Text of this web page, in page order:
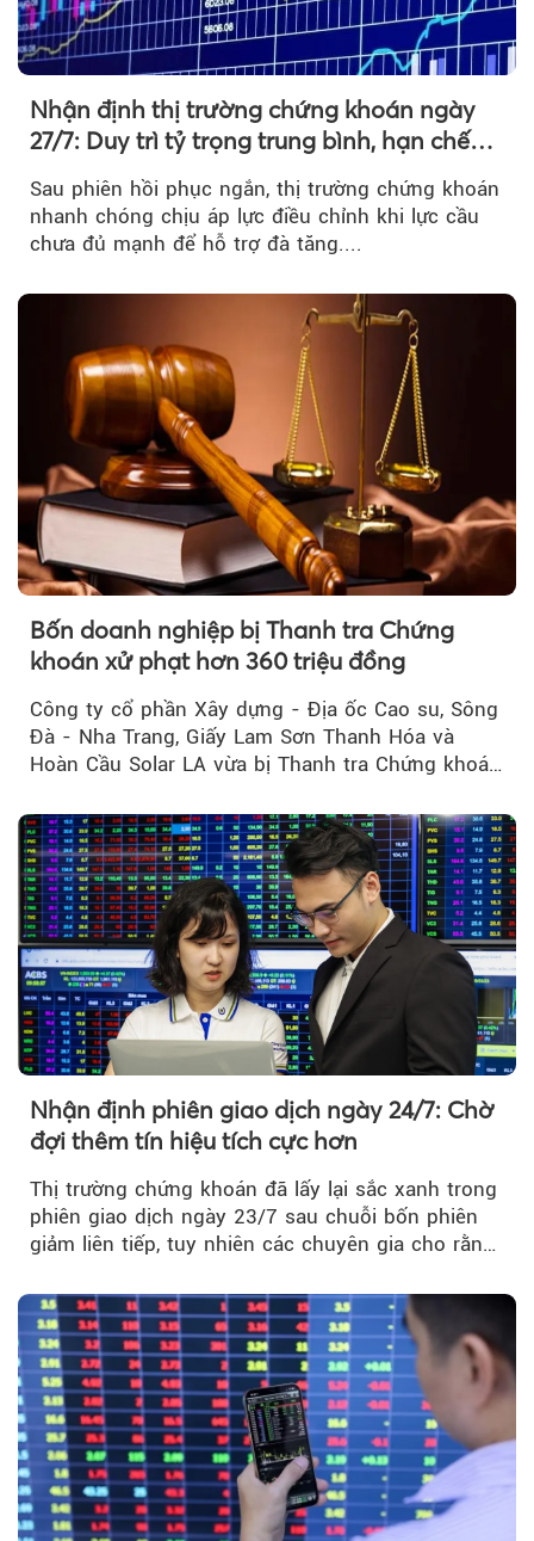
Nhận định thị trường chứng khoán ngày
27/7: Duy trì tỷ trọng trung bình, hạn chế
Sau phiên hồi phục ngắn, thị trường chứng khoán
nhanh chóng chịu áp lực điều chỉnh khi lực cầu
chưa đủ mạnh để hỗ trợ đà tăng....
Bốn doanh nghiệp bị Thanh tra Chứng
khoán xử phạt hơn 360 triệu đồng
Công ty cổ phần Xây dựng - Địa ốc Cao su, Sông
Đà - Nha Trang, Giấy Lam Sơn Thanh Hóa và
Hoàn Cầu Solar LA vừa bị Thanh tra Chứng khoán
do vi phạm quy định về công bố thông tin trên
thị trường chứng khoán.
Nhận định phiên giao dịch ngày 24/7: Chờ
đợi thêm tín hiệu tích cực hơn
Thị trường chứng khoán đã lấy lại sắc xanh trong
phiên giao dịch ngày 23/7 sau chuỗi bốn phiên
giảm liên tiếp, tuy nhiên các chuyên gia cho rằng